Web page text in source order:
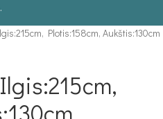
Plotis:158cm, Aukštis:130cm